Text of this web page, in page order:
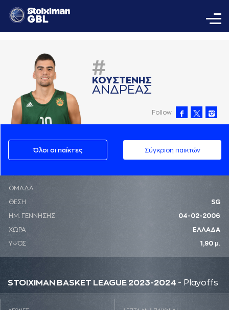
#
ΚΟΥΣΤΕΝΗΣ
AΝΔΡΕAΣ
Follow
Όλοι οι παίκτες Σύγκριση παικτών
ΟΜΑΔΑ
ΘΕΣΗ SG
ΗΜ. ΓΕΝΝΗΣΗΣ 04-02-2006
ΧΩΡΑ ΕΛΛΑΔΑ
ΥΨΟΣ 1,90 μ.
STOIXIMAN BASKET LEAGUE 2023-2024 - Playoffs